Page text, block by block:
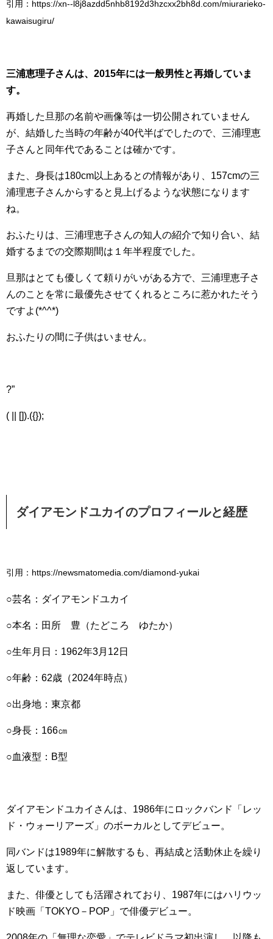
引用：https://xn--l8j8azdd5nhb8192d3hzcxx2bh8d.com/miurarieko-
kawaisugiru/
三浦恵理子さんは、2015年には一般男性と再婚していま
す。
再婚した旦那の名前や画像等は一切公開されていません
が、結婚した当時の年齢が40代半ばでしたので、三浦理恵
子さんと同年代であることは確かです。
また、身長は180cm以上あるとの情報があり、157cmの三
浦理恵子さんからすると見上げるような状態になります
ね。
おふたりは、三浦理恵子さんの知人の紹介で知り合い、結
婚するまでの交際期間は１年半程度でした。
旦那はとても優しくて頼りがいがある方で、三浦理恵子さ
んのことを常に最優先させてくれるところに惹かれたそう
ですよ(*^^*)
おふたりの間に子供はいません。
?”
( || []).({});
ダイアモンドユカイのプロフィールと経歴
引用：https://newsmatomedia.com/diamond-yukai
○芸名：ダイアモンドユカイ
○本名：田所 豊（たどころ ゆたか）
○生年月日：1962年3月12日
○年齢：62歳（2024年時点）
○出身地：東京都
○身長：166㎝
○血液型：B型
ダイアモンドユカイさんは、1986年にロックバンド「レッ
ド・ウォーリアーズ」のボーカルとしてデビュー。
同バンドは1989年に解散するも、再結成と活動休止を繰り
返しています。
また、俳優としても活躍されており、1987年にはハリウッ
ド映画「TOKYO－POP」で俳優デビュー。